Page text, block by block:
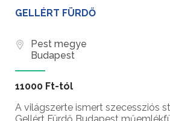
GELLÉRT FÜRDŐ
Pest megye
Budapest
11000 Ft-tól
A világszerte ismert szecessziós